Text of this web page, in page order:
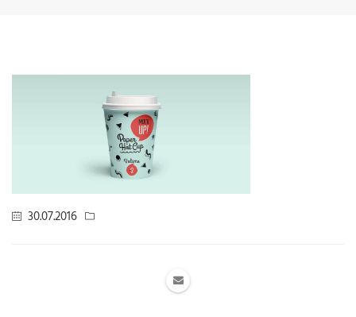
30.07.2016